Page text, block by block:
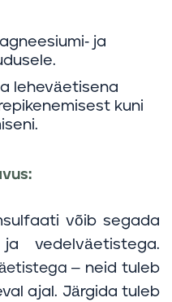
ja
leheväetisena
kuni
võib segada
vedelväetistega.
– neid tuleb
ajal. Järgida tuleb